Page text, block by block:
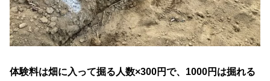
体験料は畑に入って掘る人数×300円で、1000円は掘れる